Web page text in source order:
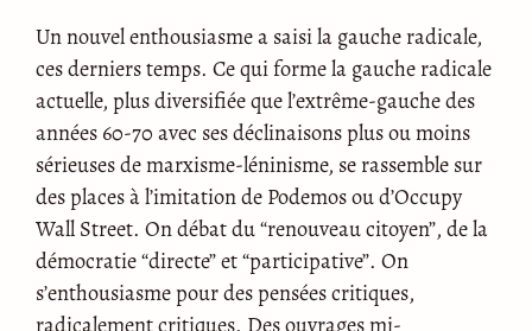
Un nouvel enthousiasme a saisi la gauche radicale,
ces derniers temps. Ce qui forme la gauche radicale
actuelle, plus diversifiée que l’extrême-gauche des
années 60-70 avec ses déclinaisons plus ou moins
sérieuses de marxisme-léninisme, se rassemble sur
des places à l’imitation de Podemos ou d’Occupy
Wall Street. On débat du “renouveau citoyen”, de la
démocratie “directe” et “participative”. On
s’enthousiasme pour des pensées critiques,
radicalement critiques. Des ouvrages mi-